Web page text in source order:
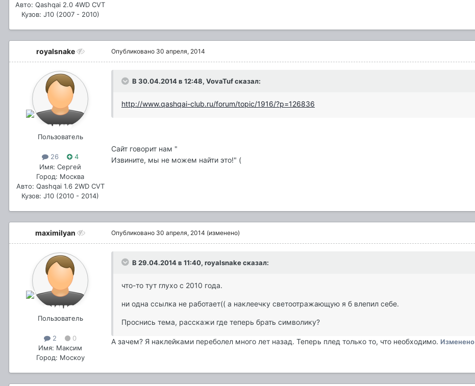
Авто: Qashqai 2.0 4WD CVT
Кузов: J10 (2007 - 2010)
royalsnake
Пользователь
26
4
Имя: Сергей
Город: Москва
Авто: Qashqai 1.6 2WD CVT
Кузов: J10 (2010 - 2014)
Опубликовано 30 апреля, 2014
В 30.04.2014 в 12:48, VovaTuf сказал:
http://www.qashqai-club.ru/forum/topic/1916/?p=126836
Сайт говорит нам "
Извините, мы не можем найти это!" (
maximilyan
Пользователь
2
0
Имя: Максим
Город: Москоу
Опубликовано 30 апреля, 2014 (изменено)
В 29.04.2014 в 11:40, royalsnake сказал:
что-то тут глухо с 2010 года.
ни одна ссылка не работает(( а наклеечку светоотражающую я б влепил себе.
Проснись тема, расскажи где теперь брать символику?
А зачем? Я наклейками переболел много лет назад. Теперь плед только то, что необходимо. Изменено